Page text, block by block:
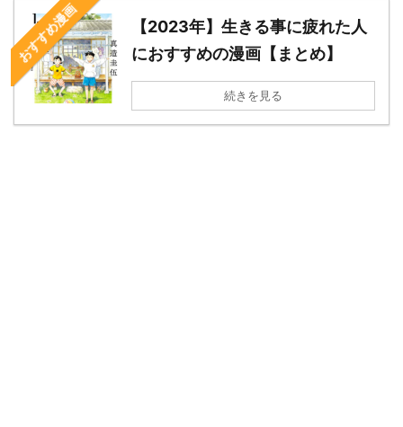
おすすめ漫画
【2023年】生きる事に疲れた人
におすすめの漫画【まとめ】
続きを見る